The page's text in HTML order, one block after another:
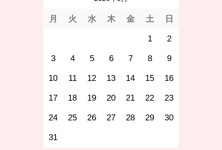
月 火 水 木 金 土 日
1 2
3 4 5 6 7 8 9
10 11 12 13 14 15 16
17 18 19 20 21 22 23
24 25 26 27 28 29 30
31